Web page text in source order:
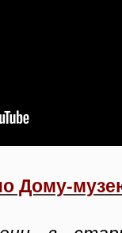
Дому-